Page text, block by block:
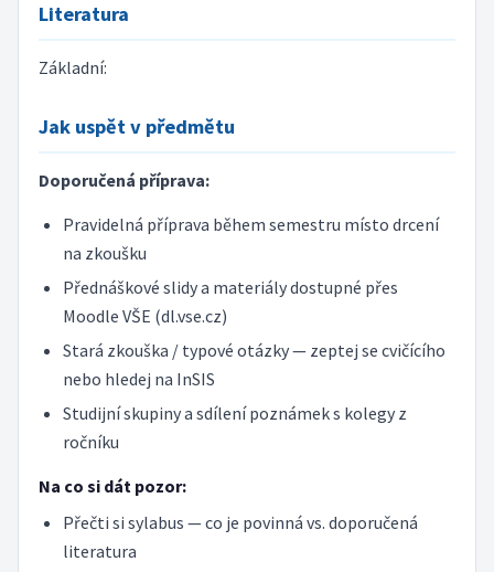
Literatura
Základní:
Jak uspět v předmětu
Doporučená příprava:
Pravidelná příprava během semestru místo drcení
na zkoušku
Přednáškové slidy a materiály dostupné přes
Moodle VŠE (dl.vse.cz)
Stará zkouška / typové otázky — zeptej se cvičícího
nebo hledej na InSIS
Studijní skupiny a sdílení poznámek s kolegy z
ročníku
Na co si dát pozor:
Přečti si sylabus — co je povinná vs. doporučená
literatura